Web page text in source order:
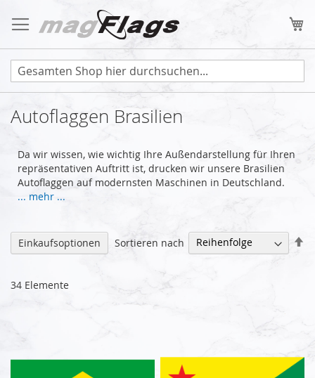
Inhalt
springen
Autoflaggen Brasilien
Da wir wissen, wie wichtig Ihre Außendarstellung für Ihren
repräsentativen Auftritt ist, drucken wir unsere Brasilien
Autoflaggen auf modernsten Maschinen in Deutschland.
... mehr ...
34 Elemente
Sortieren nach
Einkaufsoptionen